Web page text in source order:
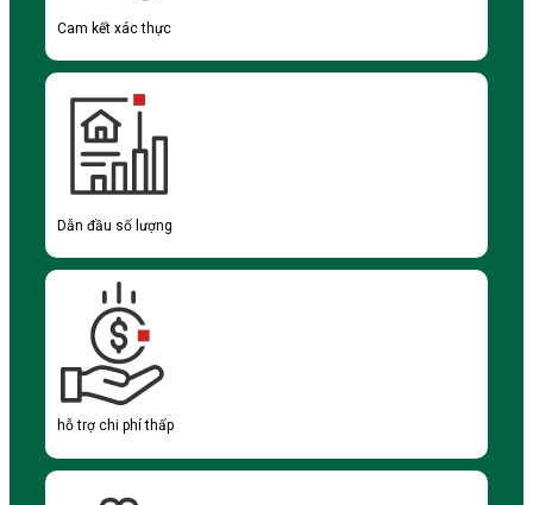
Cam kết xác thực
Dẫn đầu số lượng
hỗ trợ chi phí thấp